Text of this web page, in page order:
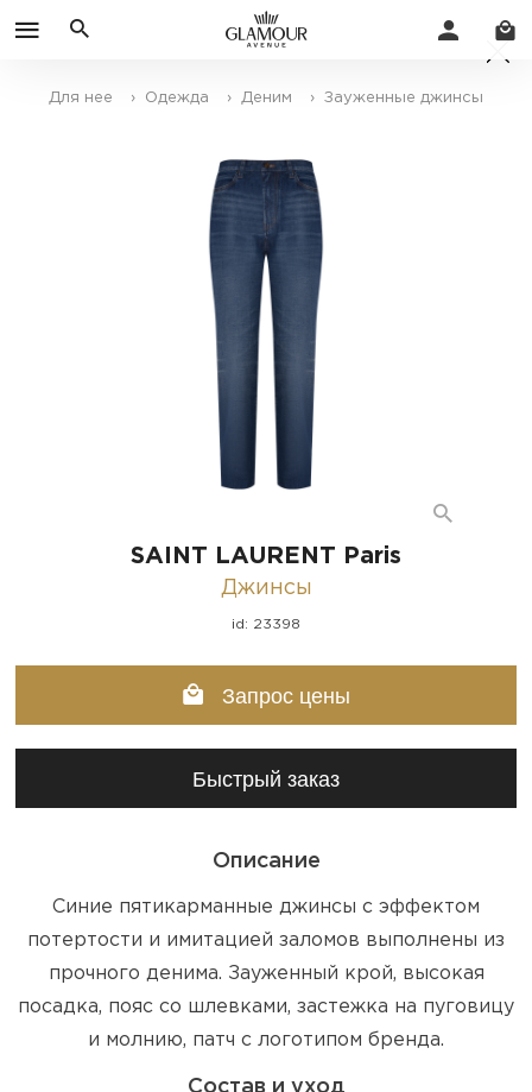
Для нее › Одежда › Деним › Зауженные джинсы
SAINT LAURENT Paris
Джинсы
id: 23398
Запрос цены
Быстрый заказ
Описание
Синие пятикарманные джинсы с эффектом
потертости и имитацией заломов выполнены из
прочного денима. Зауженный крой, высокая
посадка, пояс со шлевками, застежка на пуговицу
и молнию, патч с логотипом бренда.
Состав и уход